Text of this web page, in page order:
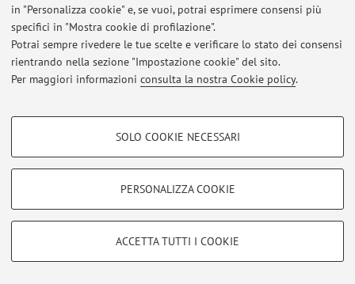
in "Personalizza cookie" e, se vuoi, potrai esprimere consensi più
specifici in "Mostra cookie di profilazione".
Potrai sempre rivedere le tue scelte e verificare lo stato dei consensi
rientrando nella sezione "Impostazione cookie" del sito.
Per maggiori informazioni consulta la nostra Cookie policy.
COOKIE DI PROFILAZIONE - FACOLTATIVI
COOKIE TECNICI - NECESSARI
Si tratta di cookie tecnici utilizzati, a titolo esemplificativo, per il corretto
SOLO COOKIE NECESSARI
PERSONALIZZA COOKIE
ACCETTA TUTTI I COOKIE
Area riservata
Accedi tramiteloginper gestire tutti i contenuti del sito.
© 2026 - ALMA MATER STUDIORUM - Università di Bologna - Via
Privacy|Note legali|Impostazioni Cookie